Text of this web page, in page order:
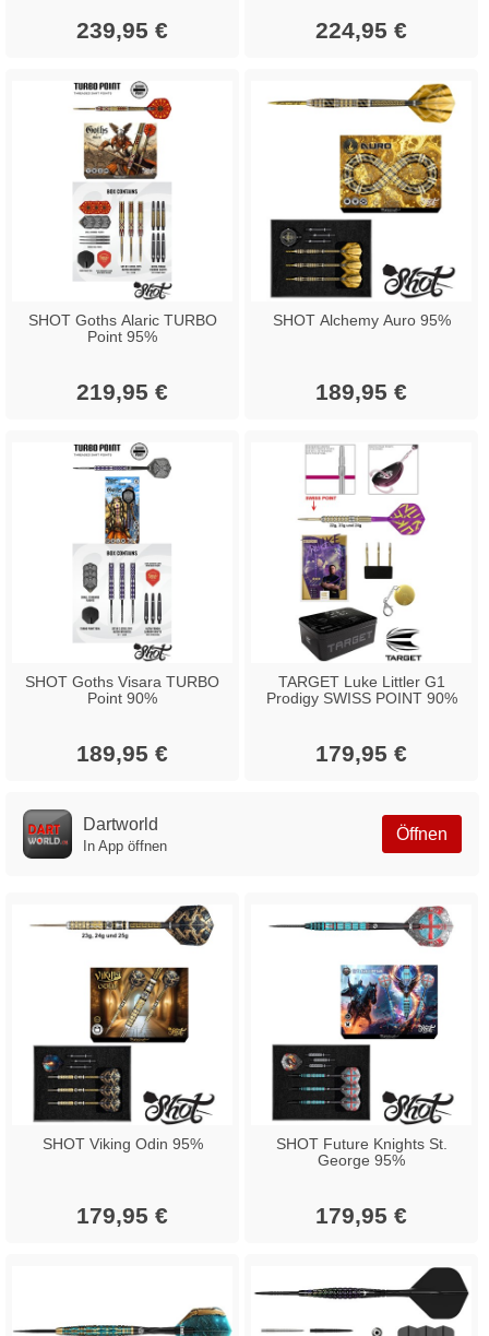
239,95 € 224,95 €
SHOT Goths Alaric TURBO
Point 95%
219,95 €
SHOT Alchemy Auro 95%
189,95 €
SHOT Goths Visara TURBO
Point 90%
189,95 €
TARGET Luke Littler G1
Prodigy SWISS POINT 90%
179,95 €
Öffnen
Dartworld
In App öffnen
SHOT Viking Odin 95%
179,95 €
SHOT Future Knights St.
George 95%
179,95 €